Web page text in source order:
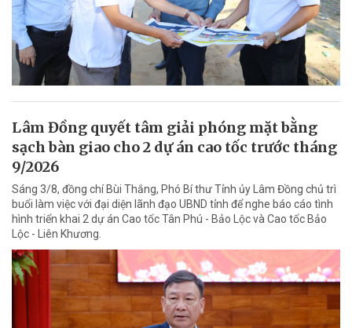
Lâm Đồng quyết tâm giải phóng mặt bằng
sạch bàn giao cho 2 dự án cao tốc trước tháng
9/2026
Sáng 3/8, đồng chí Bùi Thắng, Phó Bí thư Tỉnh ủy Lâm Đồng chủ trì
buổi làm việc với đại diện lãnh đạo UBND tỉnh để nghe báo cáo tình
hình triển khai 2 dự án Cao tốc Tân Phú - Bảo Lộc và Cao tốc Bảo
Lộc - Liên Khương.